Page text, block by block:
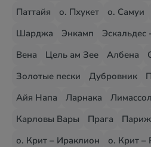
Паттайя
о. Пхукет о. Самуи
Шарджа
Энкамп Эскальдес
Вена
Цель ам Зее Албена
Золотые пески
Дубровник
Айя Напа
Ларнака Лимассол
Карловы Вары
Прага Париж
о. Крит – Ираклион
о. Крит –